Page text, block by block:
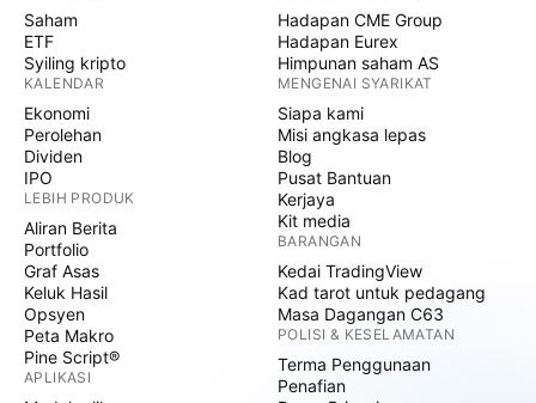
Saham
ETF
Syiling kripto
KALENDAR
Ekonomi
Perolehan
Dividen
IPO
LEBIH PRODUK
Aliran Berita
Portfolio
Graf Asas
Keluk Hasil
Opsyen
Peta Makro
Pine Script®
APLIKASI
Hadapan CME Group
Hadapan Eurex
Himpunan saham AS
MENGENAI SYARIKAT
Siapa kami
Misi angkasa lepas
Blog
Pusat Bantuan
Kerjaya
Kit media
BARANGAN
Kedai TradingView
Kad tarot untuk pedagang
Masa Dagangan C63
POLISI & KESELAMATAN
Terma Penggunaan
Penafian